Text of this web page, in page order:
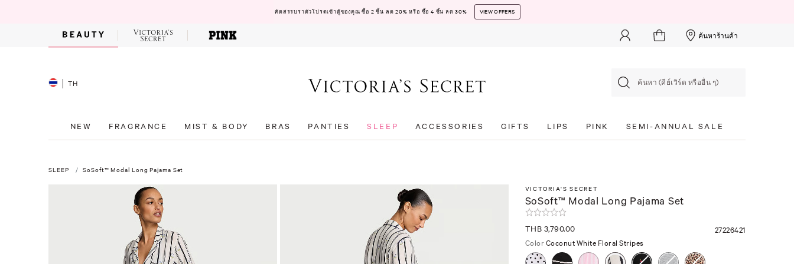
คัดสรรบราตัวโปรดเข้าตู้ของคุณ ซื้อ 2 ชิ้น ลด 20% หรือ ซื้อ 4 ชิ้น ลด 30% VIEW OFFERS
ค้นหาร้านค้า
TH ค้นหา (คีย์เวิร์ด หรืออื่น ๆ)
NEW FRAGRANCE MIST & BODY BRAS PANTIES SLEEP ACCESSORIES GIFTS LIPS PINK SEMI-ANNUAL SALE
SLEEP SoSoft™ Modal Long Pajama Set
VICTORIA'S SECRET
SoSoft™ Modal Long Pajama Set
27226421
THB 3,790.00
Color Coconut White Floral Stripes